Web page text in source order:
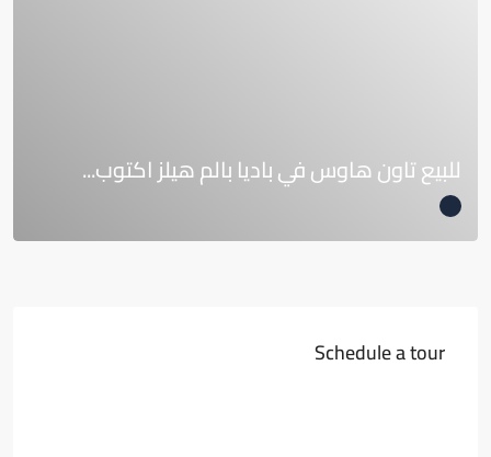
للبيع تاون هاوس في باديا بالم هيلز اكتوب...
Schedule a tour